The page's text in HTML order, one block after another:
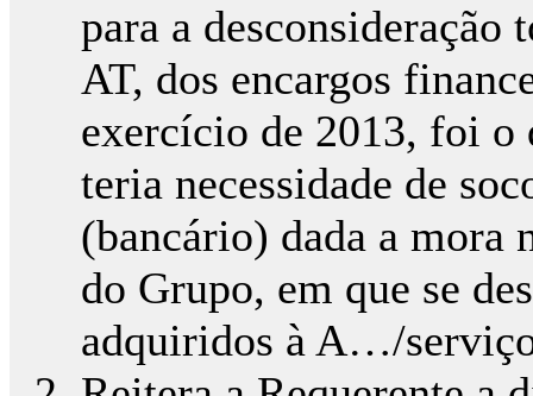
para a desconsideração
AT, dos encargos
exercício de 2013, foi o
teria necessidade de
(bancário) dada a mora
do Grupo, em que se
adquiridos à A…/